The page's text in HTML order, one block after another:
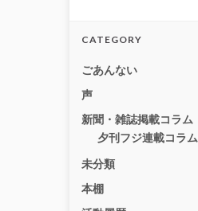
CATEGORY
ごあんない
声
新聞・雑誌掲載コラム
夕刊フジ連載コラム
未分類
本棚